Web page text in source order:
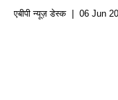
एबीपी न्यूज़ डेस्क | 06 Jun